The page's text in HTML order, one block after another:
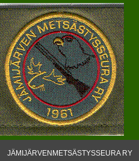
JÄMIJÄRVENMETSÄSTYSSEURA RY